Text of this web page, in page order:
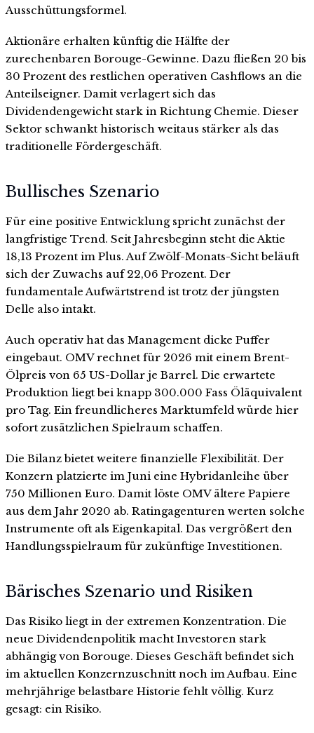
Ausschüttungsformel.
Aktionäre erhalten künftig die Hälfte der
zurechenbaren Borouge-Gewinne. Dazu fließen 20 bis
30 Prozent des restlichen operativen Cashflows an die
Anteilseigner. Damit verlagert sich das
Dividendengewicht stark in Richtung Chemie. Dieser
Sektor schwankt historisch weitaus stärker als das
traditionelle Fördergeschäft.
Bullisches Szenario
Für eine positive Entwicklung spricht zunächst der
langfristige Trend. Seit Jahresbeginn steht die Aktie
18,13 Prozent im Plus. Auf Zwölf-Monats-Sicht beläuft
sich der Zuwachs auf 22,06 Prozent. Der
fundamentale Aufwärtstrend ist trotz der jüngsten
Delle also intakt.
Auch operativ hat das Management dicke Puffer
eingebaut. OMV rechnet für 2026 mit einem Brent-
Ölpreis von 65 US-Dollar je Barrel. Die erwartete
Produktion liegt bei knapp 300.000 Fass Öläquivalent
pro Tag. Ein freundlicheres Marktumfeld würde hier
sofort zusätzlichen Spielraum schaffen.
Die Bilanz bietet weitere finanzielle Flexibilität. Der
Konzern platzierte im Juni eine Hybridanleihe über
750 Millionen Euro. Damit löste OMV ältere Papiere
aus dem Jahr 2020 ab. Ratingagenturen werten solche
Instrumente oft als Eigenkapital. Das vergrößert den
Handlungsspielraum für zukünftige Investitionen.
Bärisches Szenario und Risiken
Das Risiko liegt in der extremen Konzentration. Die
neue Dividendenpolitik macht Investoren stark
abhängig von Borouge. Dieses Geschäft befindet sich
im aktuellen Konzernzuschnitt noch im Aufbau. Eine
mehrjährige belastbare Historie fehlt völlig. Kurz
gesagt: ein Risiko.